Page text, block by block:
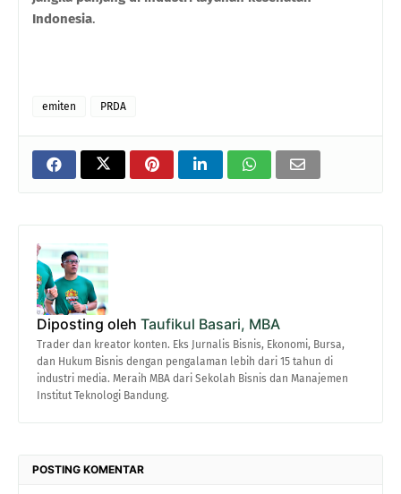
Indonesia.
emiten PRDA
Diposting oleh Taufikul Basari, MBA
Trader dan kreator konten. Eks Jurnalis Bisnis, Ekonomi, Bursa,
dan Hukum Bisnis dengan pengalaman lebih dari 15 tahun di
industri media. Meraih MBA dari Sekolah Bisnis dan Manajemen
Institut Teknologi Bandung.
POSTING KOMENTAR